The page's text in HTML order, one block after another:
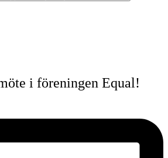
i föreningen Equal!